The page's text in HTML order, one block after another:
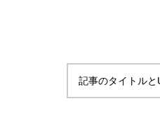
記事のタイトル